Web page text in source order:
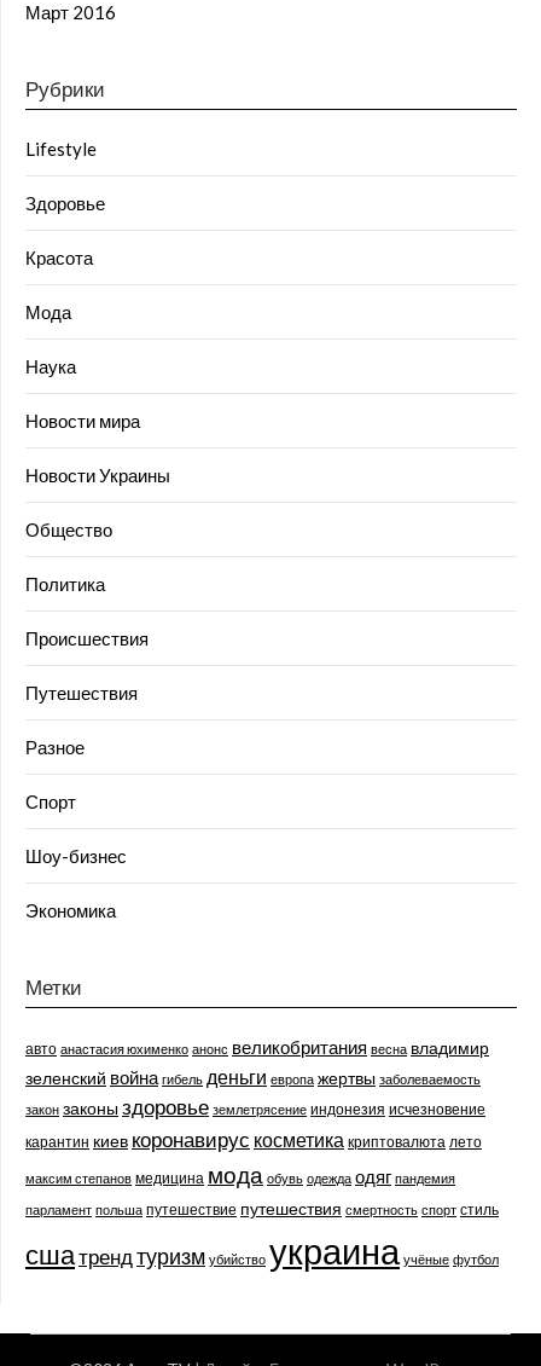
Март 2016
Рубрики
Lifestyle
Здоровье
Красота
Мода
Наука
Новости мира
Новости Украины
Общество
Политика
Происшествия
Путешествия
Разное
Спорт
Шоу-бизнес
Экономика
Метки
авто анастасия юхименко анонс великобритания весна владимир
зеленский война гибель деньги европа жертвы заболеваемость
закон законыздоровье землетрясение индонезия исчезновение
карантин киев коронавирус косметика криптовалюта лето
максим степанов медицина мода обувь одежда одяг пандемия
парламент польша путешествие путешествия смертность спорт стиль
сшатрендтуризм убийство украина учёные футбол